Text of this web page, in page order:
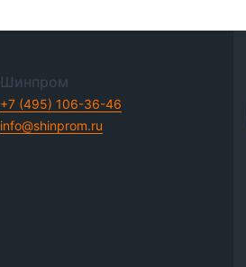
Шинпром
+7 (495) 106-36-46
info@shinprom.ru